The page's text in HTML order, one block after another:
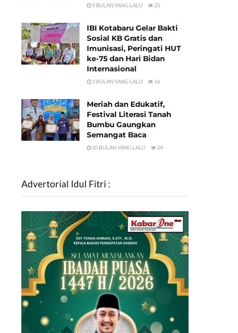
9 BULAN YANG LALU 25
IBI Kotabaru Gelar Bakti
Sosial KB Gratis dan
Imunisasi, Peringati HUT
ke-75 dan Hari Bidan
Internasional
3 BULAN YANG LALU 16
Meriah dan Edukatif,
Festival Literasi Tanah
Bumbu Gaungkan
Semangat Baca
10 BULAN YANG LALU 24
Advertorial Idul Fitri :